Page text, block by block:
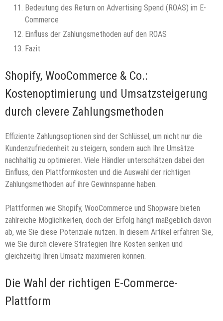
Bedeutung des Return on Advertising Spend (ROAS) im E-
Commerce
Einfluss der Zahlungsmethoden auf den ROAS
Fazit
Shopify, WooCommerce & Co.:
Kostenoptimierung und Umsatzsteigerung
durch clevere Zahlungsmethoden
Effiziente Zahlungsoptionen sind der Schlüssel, um nicht nur die
Kundenzufriedenheit zu steigern, sondern auch Ihre Umsätze
nachhaltig zu optimieren. Viele Händler unterschätzen dabei den
Einfluss, den Plattformkosten und die Auswahl der richtigen
Zahlungsmethoden auf ihre Gewinnspanne haben.
Plattformen wie Shopify, WooCommerce und Shopware bieten
zahlreiche Möglichkeiten, doch der Erfolg hängt maßgeblich davon
ab, wie Sie diese Potenziale nutzen. In diesem Artikel erfahren Sie,
wie Sie durch clevere Strategien Ihre Kosten senken und
gleichzeitig Ihren Umsatz maximieren können.
Die Wahl der richtigen E-Commerce-
Plattform